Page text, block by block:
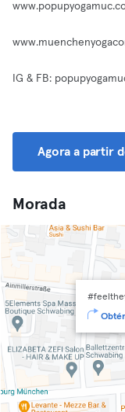
IG & FB:
Agora a partir
Morada